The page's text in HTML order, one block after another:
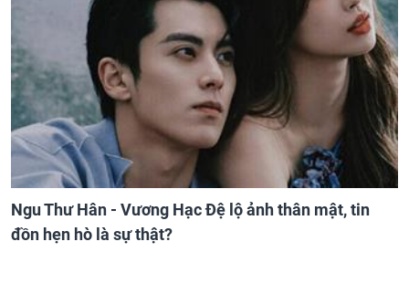
Ngu Thư Hân - Vương Hạc Đệ lộ ảnh thân mật, tin
đồn hẹn hò là sự thật?